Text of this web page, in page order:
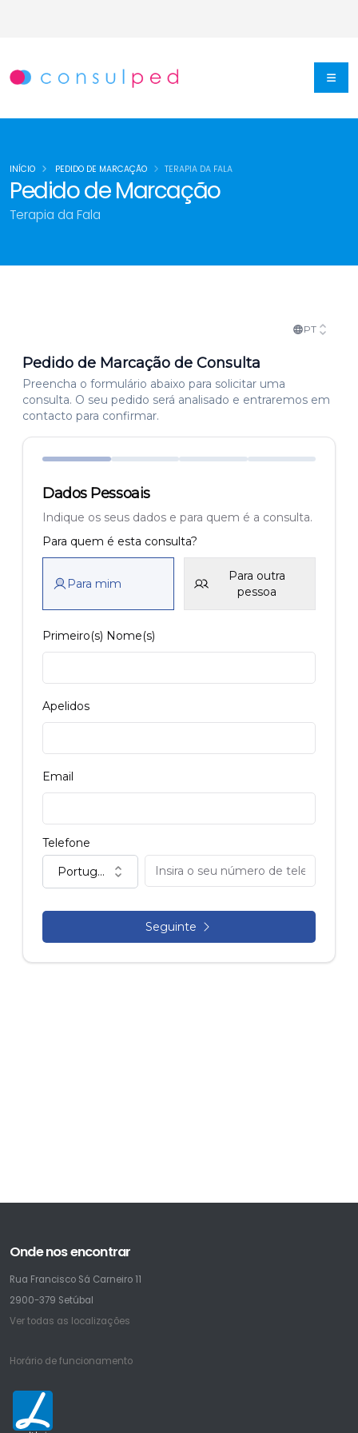
Pedido de Marcação
Terapia da Fala
INÍCIO PEDIDO DE MARCAÇÃO TERAPIA DA FALA
Onde nos encontrar
Rua Francisco Sá Carneiro 11
2900-379 Setúbal
Ver todas as localizações
Horário de funcionamento